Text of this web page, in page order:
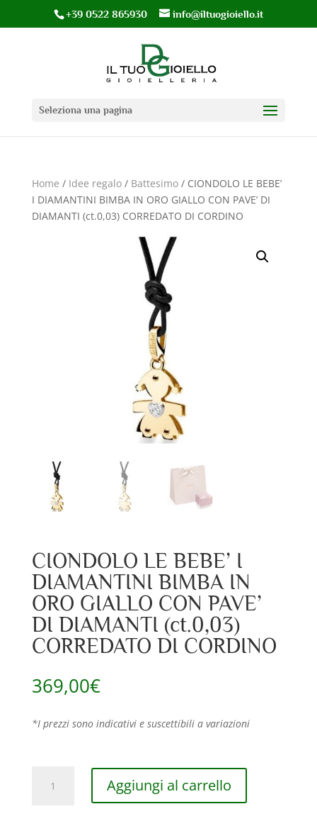
+39 0522 865930 info@iltuogioiello.it
Seleziona una pagina
Home / Idee regalo/ Battesimo/ CIONDOLO LE BEBE’
I DIAMANTINI BIMBA IN ORO GIALLO CON PAVE’ DI
DIAMANTI (ct.0,03) CORREDATO DI CORDINO
CIONDOLO LE BEBE’ I
DIAMANTINI BIMBA IN
ORO GIALLO CON PAVE’
DI DIAMANTI (ct.0,03)
CORREDATO DI CORDINO
369,00€
*I prezzi sono indicativi e suscettibili a variazioni
Aggiungi al carrello